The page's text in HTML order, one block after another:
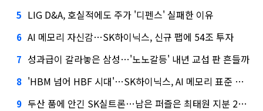
5 LIG D&A, 호실적에도 주가 '디펜스' 실패한 이유
6 AI 메모리 자신감…SK하이닉스, 신규 팹에 54조 투자
7 성과급이 갈라놓은 삼성…'노노갈등' 내년 교섭 판 흔들까
8 'HBM 넘어 HBF 시대'…SK하이닉스, AI 메모리 표준 선점 나섰다
9 두산 품에 안긴 SK실트론…남은 퍼즐은 최태원 지분 29.4%